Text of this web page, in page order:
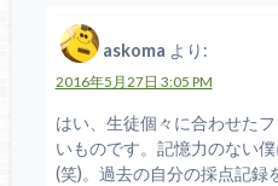
askoma より:
2016年5月27日 3:05 PM
はい、生徒個々に合わせた
いものです。記憶力のない
(笑)。過去の自分の採点記録